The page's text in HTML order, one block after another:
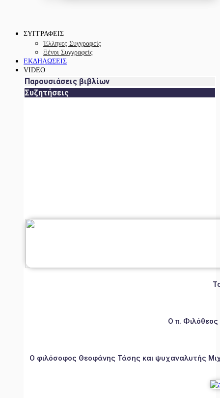
ΣΥΓΓΡΑΦΕΙΣ
Έλληνες Συγγραφείς
Ξένοι Συγγραφείς
ΕΚΔΗΛΩΣΕΙΣ
VIDEO
Παρουσιάσεις βιβλίων
Συζητήσεις
Ο π.
Ο φιλόσοφος Θεοφάνης Τάσης και ψυχαναλυτής